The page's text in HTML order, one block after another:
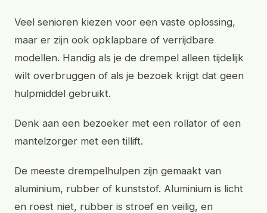
Veel senioren kiezen voor een vaste oplossing,
maar er zijn ook opklapbare of verrijdbare
modellen. Handig als je de drempel alleen tijdelijk
wilt overbruggen of als je bezoek krijgt dat geen
hulpmiddel gebruikt.
Denk aan een bezoeker met een rollator of een
mantelzorger met een tillift.
De meeste drempelhulpen zijn gemaakt van
aluminium, rubber of kunststof. Aluminium is licht
en roest niet, rubber is stroef en veilig, en